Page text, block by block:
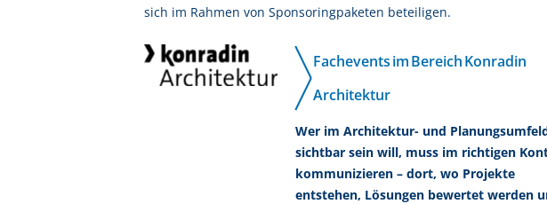
sich im Rahmen von Sponsoringpaketen beteiligen.
Fachevents im Bereich Konradin
Architektur
Wer im Architektur- und
sichtbar sein will, muss im richtigen
kommunizieren – dort, wo Projekte
entstehen, Lösungen bewertet werden